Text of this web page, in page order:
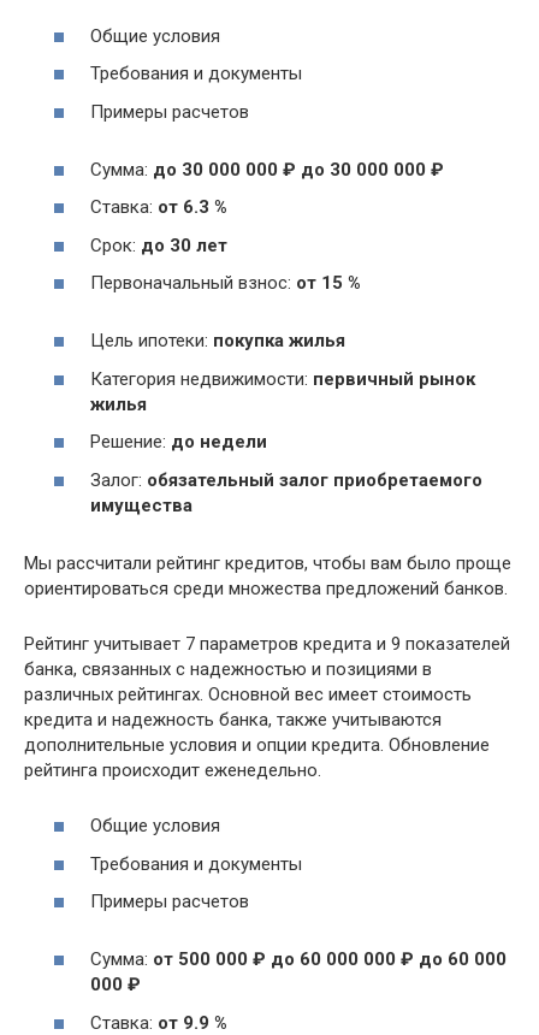
Общие условия
Требования и документы
Примеры расчетов
Сумма: до 30 000 000 ₽ до 30 000 000 ₽
Ставка: от 6.3 %
Срок: до 30 лет
Первоначальный взнос: от 15 %
Цель ипотеки: покупка жилья
Категория недвижимости: первичный рынок
жилья
Решение: до недели
Залог: обязательный залог приобретаемого
имущества
Мы рассчитали рейтинг кредитов, чтобы вам было проще
ориентироваться среди множества предложений банков.
Рейтинг учитывает 7 параметров кредита и 9 показателей
банка, связанных с надежностью и позициями в
различных рейтингах. Основной вес имеет стоимость
кредита и надежность банка, также учитываются
дополнительные условия и опции кредита. Обновление
рейтинга происходит еженедельно.
Общие условия
Требования и документы
Примеры расчетов
Сумма: от 500 000 ₽ до 60 000 000 ₽ до 60 000
000 ₽
Ставка: от 9.9 %